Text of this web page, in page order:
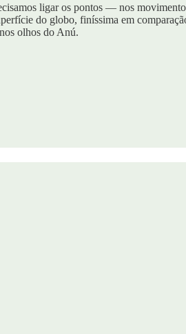
ligar os pontos — nos
do globo, finíssima em
olhos do Anú.